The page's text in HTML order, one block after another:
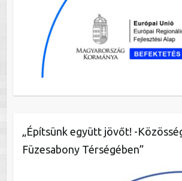
„Építsünk együtt jövőt! -
Füzesabony Térségében”